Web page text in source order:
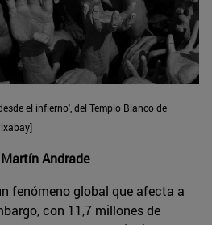
el infierno', del Templo Blanco de
Andrade
fenómeno global que afecta a
con 11,7 millones de